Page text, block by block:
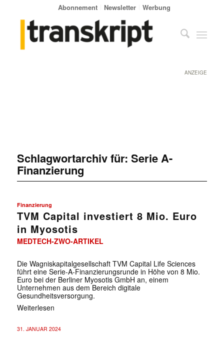
Abonnement Newsletter Werbung
ANZEIGE
Schlagwortarchiv für: Serie A-
Finanzierung
Finanzierung
TVM Capital investiert 8 Mio. Euro
in Myosotis
MEDTECH-ZWO-ARTIKEL
Die Wagniskapitalgesellschaft TVM Capital Life Sciences
führt eine Serie-A-Finanzierungsrunde in Höhe von 8 Mio.
Euro bei der Berliner Myosotis GmbH an, einem
Unternehmen aus dem Bereich digitale
Gesundheitsversorgung.
Weiterlesen
31. JANUAR 2024